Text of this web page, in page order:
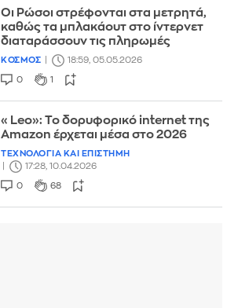
Οι Ρώσοι στρέφονται στα μετρητά,
καθώς τα μπλακάουτ στο ίντερνετ
διαταράσσουν τις πληρωμές
ΚΟΣΜΟΣ 18:59, 05.05.2026
0 1
«Leo»: Το δορυφορικό internet της
Amazon έρχεται μέσα στο 2026
ΤΕΧΝΟΛΟΓΙΑ ΚΑΙ ΕΠΙΣΤΗΜΗ
17:28, 10.04.2026
0 68